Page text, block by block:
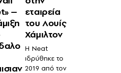
–
εταιρεία
του Λουίς
Χάμιλτον
Η Neat
ιδρύθηκε το
2019 από τον